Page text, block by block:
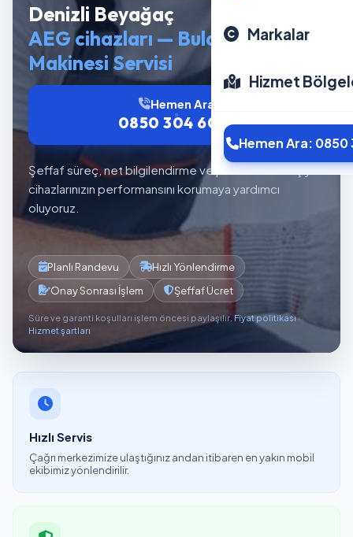
Markalar
Hizmet
Hemen Ara: 0850
Denizli Beyağaç
AEG cihazları — Bulaşık
Makinesi Servisi
Şeffaf süreç, net bilgilendirme ve planlı servis akışıyla
cihazlarınızın performansını korumaya yardımcı
oluyoruz.
Hemen Ara
0850 304 6012
Planlı Randevu
Hızlı Yönlendirme
Onay Sonrası İşlem
Şeffaf Ücret
Süre ve garanti koşulları işlem öncesi paylaşılır.Fiyat politikası·
Hizmet şartları
Hızlı Servis
Çağrı merkezimize ulaştığınız andan itibaren en yakın mobil
ekibimiz yönlendirilir.